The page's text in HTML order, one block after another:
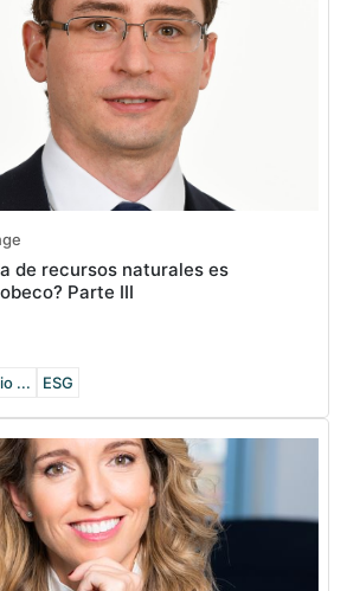
de recursos naturales es
Parte III
... ESG